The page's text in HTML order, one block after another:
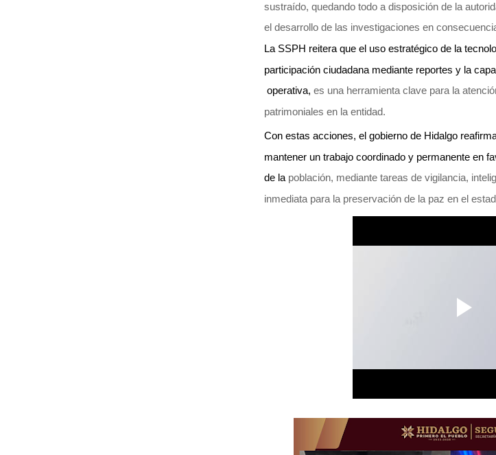
sustraído, quedando todo a disposición de la
el desarrollo de las investigaciones en
La SSPH reitera que el uso estratégico de la
participación ciudadana mediante reportes y la
operativa, es una herramienta clave para la
patrimoniales en la entidad.
Con estas acciones, el gobierno de Hidalgo
mantener un trabajo coordinado y permanente en
de lapoblación, mediante tareas de vigilancia,
inmediata para la preservación de la paz en el